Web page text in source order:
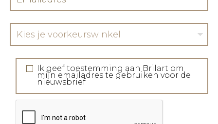
Kies je voorkeurswinkel
Ik geef toestemming aan Brilart om
mijn emailadres te gebruiken voor de
nieuwsbrief